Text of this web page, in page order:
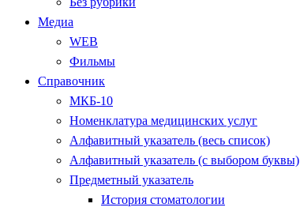
Медиа
WEB
Фильмы
Справочник
МКБ-10
Номенклатура медицинских услуг
Алфавитный указатель (весь список)
Алфавитный указатель (с выбором буквы)
Предметный указатель
История стоматологии